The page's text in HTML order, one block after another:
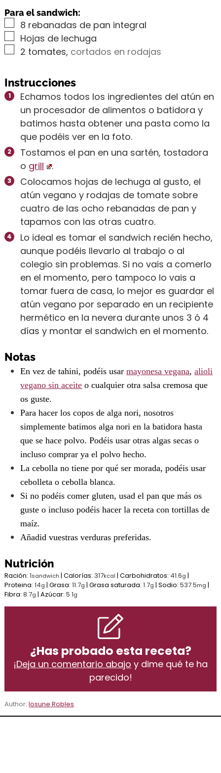
Para el sandwich:
▢
8 rebanadas de pan integral
▢
Hojas de lechuga
▢
2 tomates, cortados en rodajas
Instrucciones
Echamos todos los ingredientes del atún en
un procesador de alimentos o batidora y
batimos hasta obtener una pasta como la
que podéis ver en la foto.
Tostamos el pan en una sartén, tostadora
o grill
.
Colocamos hojas de lechuga al gusto, el
atún vegano y rodajas de tomate sobre
cuatro de las ocho rebanadas de pan y
tapamos con las otras cuatro.
Lo ideal es tomar el sandwich recién hecho,
aunque podéis llevarlo al trabajo o al
colegio sin problemas. Si no vais a comerlo
en el momento, pero tampoco lo vais a
tomar fuera de casa, lo mejor es guardar el
atún vegano por separado en un recipiente
hermético en la nevera durante unos 3 ó 4
días y montar el sandwich en el momento.
Notas
En vez de tahini, podéis usarmayonesa vegana,alioli
vegano sin aceite o cualquier otra salsa cremosa que
os guste.
Para hacer los copos de alga nori, nosotros
simplemente batimos alga nori en la batidora hasta
que se hace polvo. Podéis usar otras algas secas o
incluso comprar ya el polvo hecho.
La cebolla no tiene por qué ser morada, podéis usar
cebolleta o cebolla blanca.
Si no podéis comer gluten, usad el pan que más os
guste o incluso podéis hacer la receta con tortillas de
maíz.
Añadid vuestras verduras preferidas.
Nutrición
Ración:1sandwich |Calorías: 317kcal |Carbohidratos: 41.6g |
Proteina:14g |Grasa:11.7g |Grasa saturada:1.7g |Sodio:537.5mg |
Fibra:8.7g |Azúcar:5.1g
¿Has probado esta receta?
¡Deja un comentario abajo y dime qué te ha
parecido!
Author:Iosune Robles